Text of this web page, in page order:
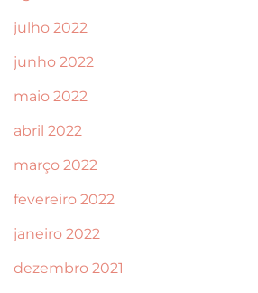
julho 2022
junho 2022
maio 2022
abril 2022
março 2022
fevereiro 2022
janeiro 2022
dezembro 2021